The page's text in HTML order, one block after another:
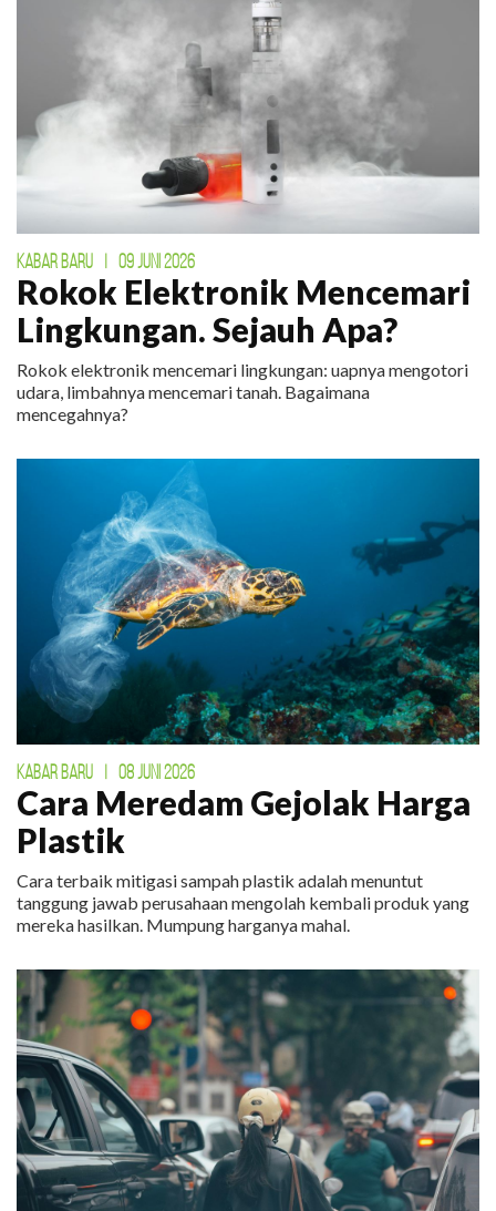
KABAR BARU | 09 JUNI 2026
Rokok Elektronik Mencemari
Lingkungan. Sejauh Apa?
Rokok elektronik mencemari lingkungan: uapnya mengotori
udara, limbahnya mencemari tanah. Bagaimana
mencegahnya?
KABAR BARU | 08 JUNI 2026
Cara Meredam Gejolak Harga
Plastik
Cara terbaik mitigasi sampah plastik adalah menuntut
tanggung jawab perusahaan mengolah kembali produk yang
mereka hasilkan. Mumpung harganya mahal.